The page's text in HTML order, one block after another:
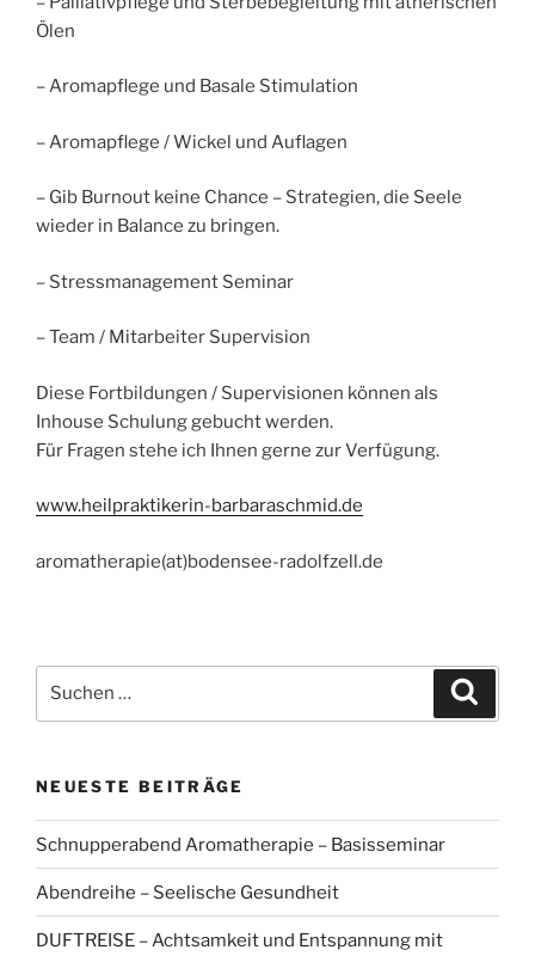
Ölen
– Aromapflege und Basale Stimulation
– Aromapflege / Wickel und Auflagen
– Gib Burnout keine Chance – Strategien, die Seele
wieder in Balance zu bringen.
– Stressmanagement Seminar
– Team / Mitarbeiter Supervision
Diese Fortbildungen / Supervisionen können als
Inhouse Schulung gebucht werden.
Für Fragen stehe ich Ihnen gerne zur Verfügung.
www.heilpraktikerin-barbaraschmid.de
aromatherapie(at)bodensee-radolfzell.de
nach:
NEUESTE BEITRÄGE
Schnupperabend Aromatherapie – Basisseminar
Abendreihe – Seelische Gesundheit
DUFTREISE – Achtsamkeit und Entspannung mit